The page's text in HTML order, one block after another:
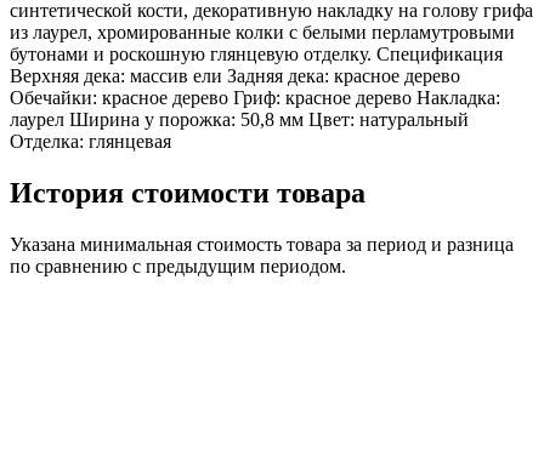
синтетической кости, декоративную накладку на голову грифа
из лаурел, хромированные колки с белыми перламутровыми
бутонами и роскошную глянцевую отделку. Спецификация
Верхняя дека: массив ели Задняя дека: красное дерево
Обечайки: красное дерево Гриф: красное дерево Накладка:
лаурел Ширина у порожка: 50,8 мм Цвет: натуральный
Отделка: глянцевая
История стоимости товара
Указана минимальная стоимость товара за период и разница
по сравнению с предыдущим периодом.